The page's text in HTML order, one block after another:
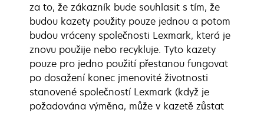
za to, že zákazník bude souhlasit s tím, že
budou kazety použity pouze jednou a potom
budou vráceny společnosti Lexmark, která je
znovu použije nebo recykluje. Tyto kazety
pouze pro jedno použití přestanou fungovat
po dosažení konec jmenovité životnosti
stanovené společností Lexmark (když je
požadována výměna, může v kazetě zůstat